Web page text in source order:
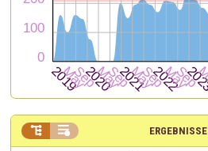
ERGEBNISSE
 